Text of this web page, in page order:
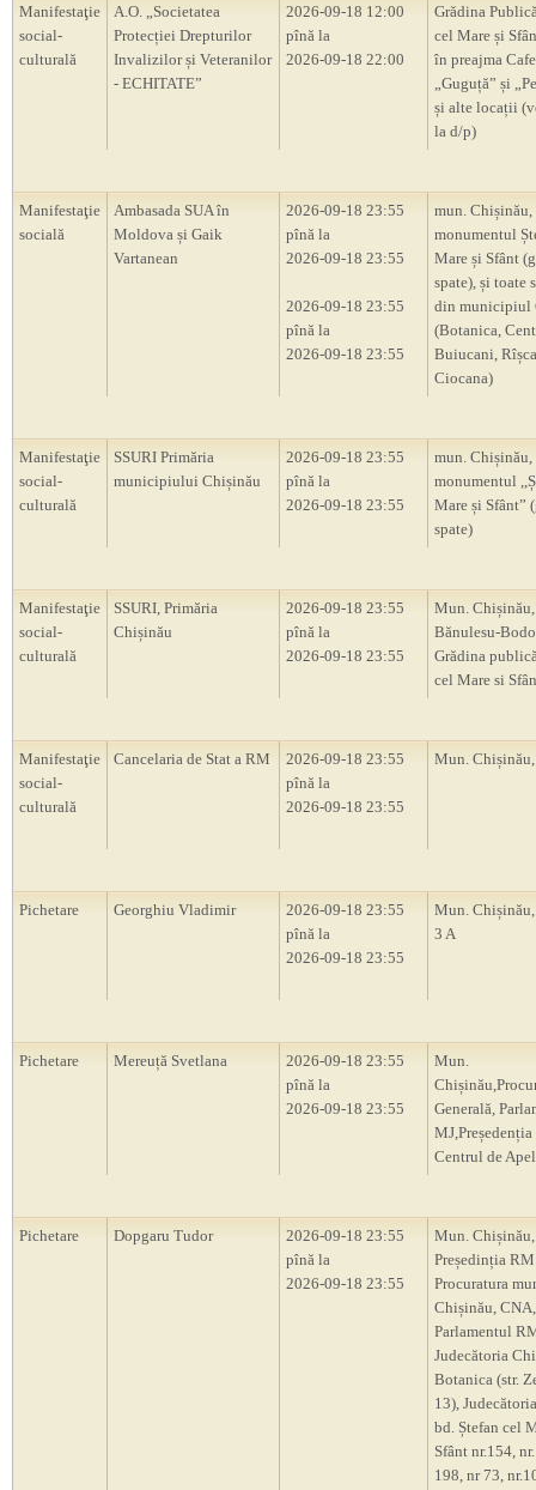
Manifestaţie
social-
culturală
A.O. „Societatea
Protecției Drepturilor
Invalizilor și Veteranilor
- ECHITATE”
2026-09-18 12:00
pînă la
2026-09-18 22:00
Grădina
cel Mare și
în preajma
„Guguță” și
și alte locații
la d/p)
Manifestaţie
socială
Ambasada SUA în
Moldova și Gaik
Vartanean
2026-09-18 23:55
pînă la
2026-09-18 23:55
2026-09-18 23:55
pînă la
2026-09-18 23:55
mun. Chișinău,
monumentul
Mare și Sfânt
spate), și toate
din municipiul
(Botanica,
Buiucani,
Ciocana)
Manifestaţie
social-
culturală
SSURI Primăria
municipiului Chișinău
2026-09-18 23:55
pînă la
2026-09-18 23:55
mun. Chișinău,
monumentul
Mare și Sfânt”
spate)
Manifestaţie
social-
culturală
SSURI, Primăria
Chișinău
2026-09-18 23:55
pînă la
2026-09-18 23:55
Mun. Chișinău,
Bănulesu-
Grădina
cel Mare si
Manifestaţie
social-
culturală
Cancelaria de Stat a RM
2026-09-18 23:55
pînă la
2026-09-18 23:55
Mun.
Pichetare Georghiu Vladimir
2026-09-18 23:55
pînă la
2026-09-18 23:55
Mun.
3 A
Pichetare Mereuță Svetlana
2026-09-18 23:55
pînă la
2026-09-18 23:55
Mun.
Generală,
Centrul de Apel
Pichetare Dopgaru Tudor
2026-09-18 23:55
pînă la
2026-09-18 23:55
Mun. Chișinău,
Președinția
Procuratura
Chișinău, CNA,
Parlamentul
Judecătoria
Botanica (str.
13),
bd. Ștefan cel
Sfânt nr.154,
198, nr 73,